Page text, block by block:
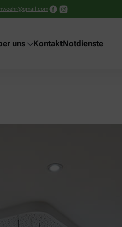
uns KontaktNotdienste